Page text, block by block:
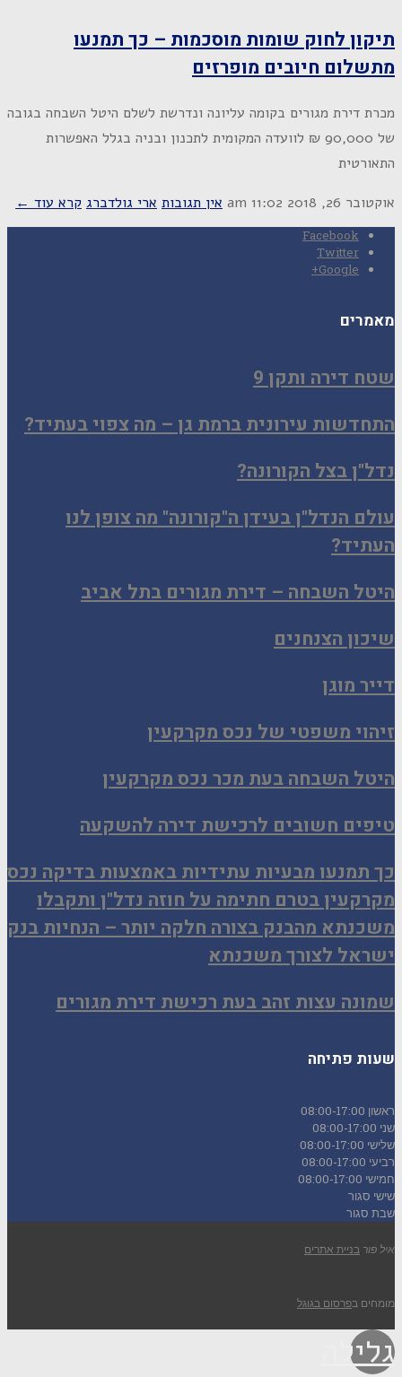
תיקון לחוק שומות מוסכמות – כך תמנעו
מתשלום חיובים מופרזים
מכרת דירת מגורים בקומה עליונה ונדרשת לשלם היטל השבחה בגובה
של 90,000 ₪ לוועדה המקומית לתכנון ובניה בגלל האפשרות
התאורטית
אוקטובר 26, 2018
11:02 am אין תגובות ארי גולדברג קרא עוד ←
Facebook
Twitter
Google+
מאמרים
שטח דירה ותקן 9
התחדשות עירונית ברמת גן – מה צפוי בעתיד?
נדל"ן בצל הקורונה?
עולם הנדל"ן בעידן ה"קורונה" מה צופן לנו
העתיד?
היטל השבחה – דירת מגורים בתל אביב
שיכון הצנחנים
דייר מוגן
זיהוי משפטי של נכס מקרקעין
היטל השבחה בעת מכר נכס מקרקעין
טיפים חשובים לרכישת דירה להשקעה
כך תמנעו מבעיות עתידיות באמצעות בדיקה נכס
מקרקעין בטרם חתימה על חוזה נדל"ן ותקבלו
משכנתא מהבנק בצורה חלקה יותר – הנחיות בנק
ישראל לצורך משכנתא
שמונה עצות זהב בעת רכישת דירת מגורים
שעות פתיחה
ראשון 08:00-17:00
שני 08:00-17:00
שלישי 08:00-17:00
רביעי 08:00-17:00
חמישי 08:00-17:00
שישי סגור
שבת סגור
איל פור בניית אתרים
מומחים בפרסום בגוגל
גלילה